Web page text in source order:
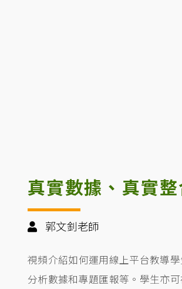
真實數據、真實
郭文釗老師
視頻介紹如何運用線上平台教導
分析數據和專題匯報等。學生亦